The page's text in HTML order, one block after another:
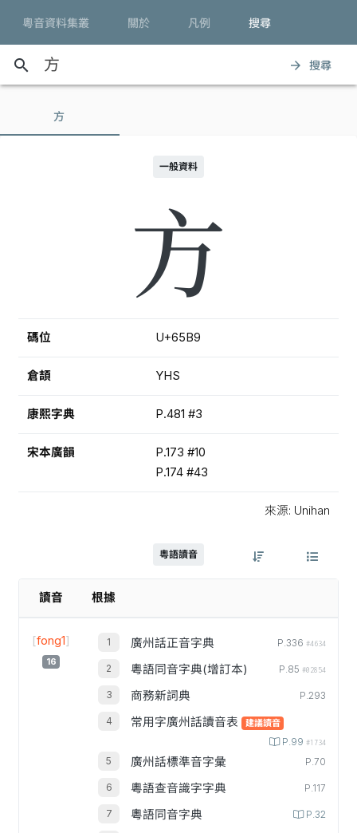
粵音資料集叢 關於 凡例 搜尋
search arrow_forward 搜尋
方
一般資料
方
碼位 U+65B9
倉頡 YHS
康熙字典 P.481 #3
宋本廣韻
P.173 #10
P.174 #43
來源: Unihan
粵語讀音
讀音 根據
[fong1]
16
廣州話正音字典 P.336 #4634
粵語同音字典(增訂本) P.85 #02854
商務新詞典 P.293
常用字廣州話讀音表 建議讀音
P.99 #1734
廣州話標準音字彙 P.70
粵語查音識字字典 P.117
粵語同音字典 P.32